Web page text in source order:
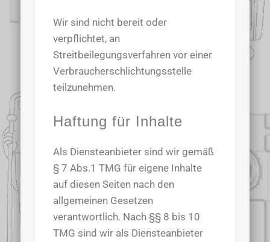
Wir sind nicht bereit oder
verpflichtet, an
Streitbeilegungsverfahren vor einer
Verbraucherschlichtungsstelle
teilzunehmen.
Haftung für Inhalte
Als Diensteanbieter sind wir gemäß
§ 7 Abs.1 TMG für eigene Inhalte
auf diesen Seiten nach den
allgemeinen Gesetzen
verantwortlich. Nach §§ 8 bis 10
TMG sind wir als Diensteanbieter